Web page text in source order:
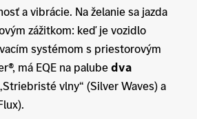
a vibrácie. Na želanie sa jazda
zážitkom: keď je vozidlo
systémom s priestorovým
má EQE na palubedva
vlny“ (Silver Waves) a